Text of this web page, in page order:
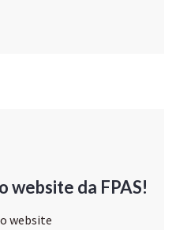
website da FPAS!
website